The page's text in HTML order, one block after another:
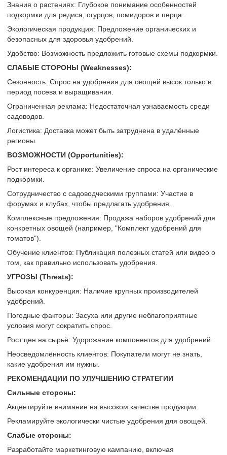
Знания о растениях: Глубокое понимание особенностей
подкормки для редиса, огурцов, помидоров и перца.
Экологическая продукция: Предложение органических и
безопасных для здоровья удобрений.
Удобство: Возможность предложить готовые схемы подкормки.
СЛАБЫЕ СТОРОНЫ (Weaknesses):
Сезонность: Спрос на удобрения для овощей высок только в
период посева и выращивания.
Ограниченная реклама: Недостаточная узнаваемость среди
садоводов.
Логистика: Доставка может быть затруднена в удалённые
регионы.
ВОЗМОЖНОСТИ (Opportunities):
Рост интереса к органике: Увеличение спроса на органические
подкормки.
Сотрудничество с садоводческими группами: Участие в
форумах и клубах, чтобы предлагать удобрения.
Комплексные предложения: Продажа наборов удобрений для
конкретных овощей (например, "Комплект удобрений для
томатов").
Обучение клиентов: Публикация полезных статей или видео о
том, как правильно использовать удобрения.
УГРОЗЫ (Threats):
Высокая конкуренция: Наличие крупных производителей
удобрений.
Погодные факторы: Засуха или другие неблагоприятные
условия могут сократить спрос.
Рост цен на сырьё: Удорожание компонентов для удобрений.
Неосведомлённость клиентов: Покупатели могут не знать,
какие удобрения им нужны.
РЕКОМЕНДАЦИИ ПО УЛУЧШЕНИЮ СТРАТЕГИИ
Сильные стороны:
Акцентируйте внимание на высоком качестве продукции.
Рекламируйте экологически чистые удобрения для овощей.
Слабые стороны:
Разработайте маркетинговую кампанию, включая